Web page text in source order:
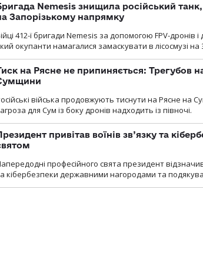
Nemesis знищила російський танк,
Запорізькому напрямку
412-ї бригади Nemesis за допомогою FPV-дронів
окупанти намагалися замаскувати в лісосмузі
на Рясне не припиняється: Трегубов
війська продовжують тиснути на Рясне на
для Сум із боку дронів надходить із півночі.
привітав воїнів зв’язку та
професійного свята президент
кібербезпеки державними нагородами та